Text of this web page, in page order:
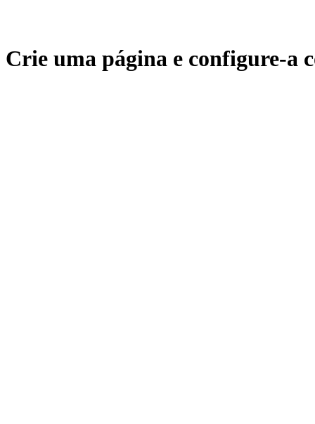
Crie uma página e configure-a